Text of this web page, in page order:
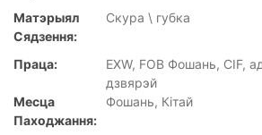
Матэрыял
Сядзення:
Скура \ губка
Праца:
EXW, FOB Фошань, CIF,
дзвярэй
Месца
Паходжання:
Фошань, Кітай